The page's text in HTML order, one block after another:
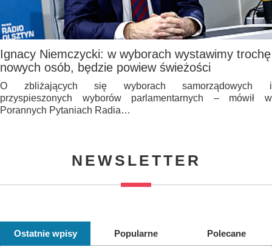
Ignacy Niemczycki: w wyborach wystawimy trochę
nowych osób, będzie powiew świeżości
O zbliżających się wyborach samorządowych i
przyspieszonych wyborów parlamentarnych – mówił w
Porannych Pytaniach Radia…
NEWSLETTER
Ostatnie wpisy Popularne Polecane